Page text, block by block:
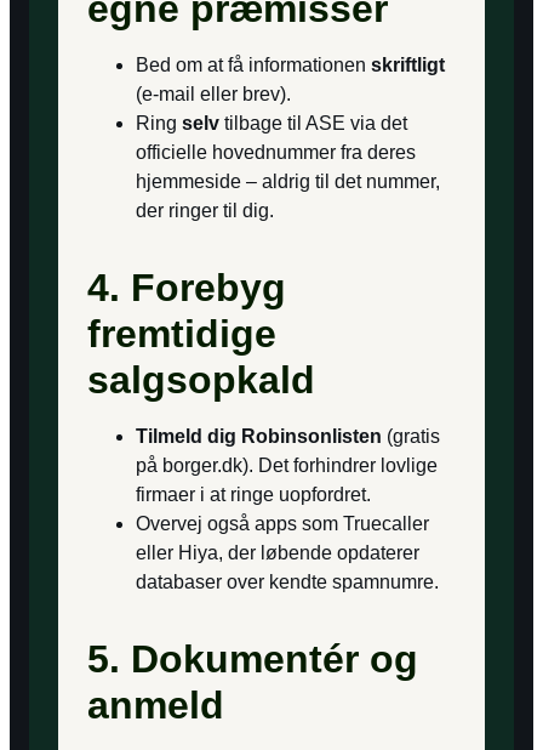
Bed om at få informationen skriftligt
(e-mail eller brev).
Ring selv tilbage til ASE via det
officielle hovednummer fra deres
hjemmeside – aldrig til det nummer,
der ringer til dig.
4. Forebyg
fremtidige
salgsopkald
Tilmeld dig Robinsonlisten (gratis
på borger.dk). Det forhindrer lovlige
firmaer i at ringe uopfordret.
Overvej også apps som Truecaller
eller Hiya, der løbende opdaterer
databaser over kendte spamnumre.
5. Dokumentér og
anmeld